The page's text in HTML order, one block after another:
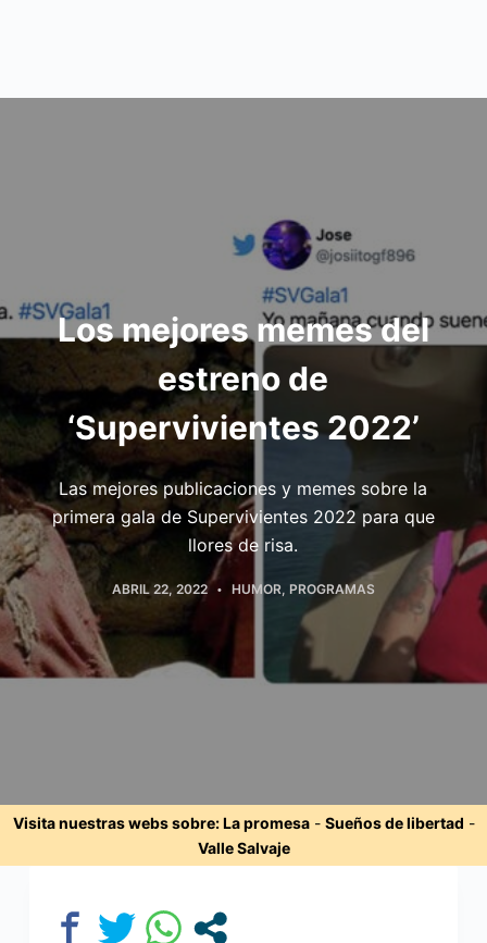
Los mejores memes del
estreno de
‘Supervivientes 2022’
Las mejores publicaciones y memes sobre la
primera gala de Supervivientes 2022 para que
llores de risa.
ABRIL 22, 2022 HUMOR, PROGRAMAS
Visita nuestras webs sobre:La promesa- Sueños de libertad -
Valle Salvaje